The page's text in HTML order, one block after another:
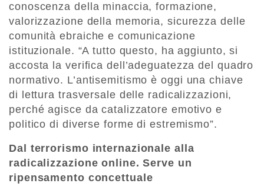
conoscenza della minaccia, formazione,
valorizzazione della memoria, sicurezza delle
comunità ebraiche e comunicazione
istituzionale. “A tutto questo, ha aggiunto, si
accosta la verifica dell’adeguatezza del quadro
normativo. L’antisemitismo è oggi una chiave
di lettura trasversale delle radicalizzazioni,
perché agisce da catalizzatore emotivo e
politico di diverse forme di estremismo”.
Dal terrorismo internazionale alla
radicalizzazione online. Serve un
ripensamento concettuale